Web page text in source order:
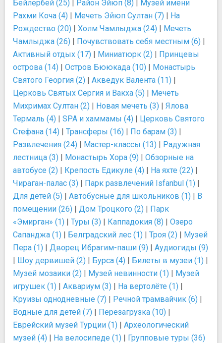
Бейлербей (25) | Район Эйюп (8) | Музей имени
Рахми Коча (4) | Мечеть Эйюп Султан (7) | На
Рождество (20) | Холм Чамлыджа (24) | Мечеть
Чамлыджа (26) | Почувствовать себя местным (6) |
Активный отдых (17) | Миниатюрк (2) | Принцевы
острова (14) | Остров Бююкада (10) | Монастырь
Святого Георгия (2) | Акведук Валента (11) |
Церковь Святых Сергия и Вакха (5) | Мечеть
Михримах Султан (2) | Новая мечеть (3) | Ялова
Термаль (4) | SPA и хаммамы (4) | Церковь Святого
Стефана (14) | Трансферы (16) | По барам (3) |
Развлечения (24) | Мастер-классы (13) | Радужная
лестница (3) | Монастырь Хора (9) | Обзорные на
автобусе (2) | Крепость Едикуле (4) | На яхте (22) |
Чираган-палас (3) | Парк развлечений Isfanbul (1) |
Для детей (5) | Автобусные для школьников (1) | В
помещении (26) | Дом Троцкого (2) | Парк
«Эмирган» (1) | Туры (3) | Каппадокия (8) | Озеро
Сапанджа (1) | Белградский лес (1) | Троя (2) | Музей
Пера (1) | Дворец Ибрагим-паши (9) | Аудиогиды (9)
| Шоу дервишей (2) | Бурса (4) | Билеты в музеи (1) |
Музей мозаики (2) | Музей невинности (1) | Музей
игрушек (1) | Аквариум (3) | На вертолёте (1) |
Круизы однодневные (7) | Речной трамвайчик (6) |
Водные для детей (7) | Перезагрузка (10) |
Еврейский музей Турции (1) | Археологический
музей (4) | На велосипеде (1) | Групповые туры (36)